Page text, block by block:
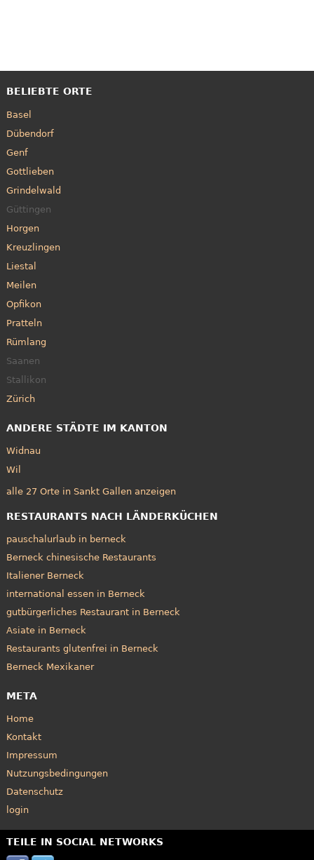
BELIEBTE ORTE
Basel
Dübendorf
Genf
Gottlieben
Grindelwald
Güttingen
Horgen
Kreuzlingen
Liestal
Meilen
Opfikon
Pratteln
Rümlang
Saanen
Stallikon
Zürich
ANDERE STÄDTE IM KANTON
Widnau
Wil
alle 27 Orte in Sankt Gallen anzeigen
RESTAURANTS NACH LÄNDERKÜCHEN
pauschalurlaub in berneck
Berneck chinesische Restaurants
Italiener Berneck
international essen in Berneck
gutbürgerliches Restaurant in Berneck
Asiate in Berneck
Restaurants glutenfrei in Berneck
Berneck Mexikaner
META
Home
Kontakt
Impressum
Nutzungsbedingungen
Datenschutz
login
TEILE IN SOCIAL NETWORKS